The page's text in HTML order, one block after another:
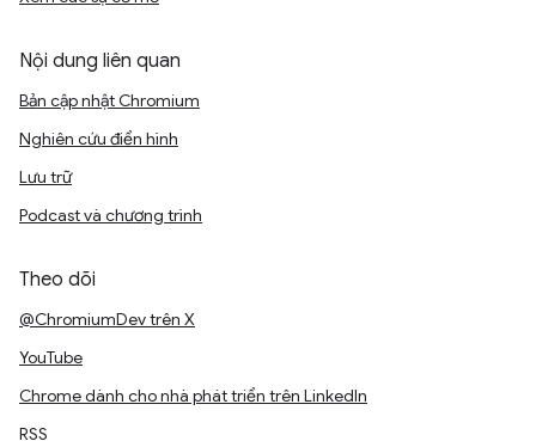
Nội dung liên quan
Bản cập nhật Chromium
Nghiên cứu điển hình
Lưu trữ
Podcast và chương trình
Theo dõi
@ChromiumDev trên X
YouTube
Chrome dành cho nhà phát triển trên LinkedIn
RSS